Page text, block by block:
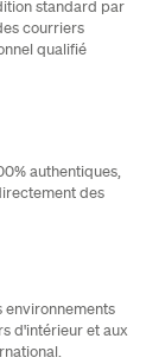
standard par
courriers
qualifié
authentiques,
des
environnements
d'intérieur et aux